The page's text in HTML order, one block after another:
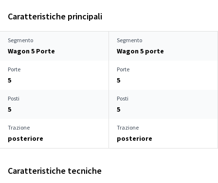
Caratteristiche principali
Segmento
Wagon 5 Porte
Segmento
Wagon 5 porte
Porte
5
Porte
5
Posti
5
Posti
5
Trazione
posteriore
Trazione
posteriore
Caratteristiche tecniche